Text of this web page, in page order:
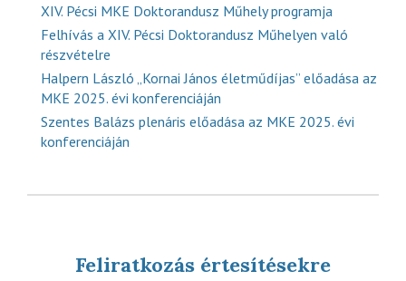
XIV. Pécsi MKE Doktorandusz Műhely programja
Felhívás a XIV. Pécsi Doktorandusz Műhelyen való
részvételre
Halpern László „Kornai János életműdíjas” előadása az
MKE 2025. évi konferenciáján
Szentes Balázs plenáris előadása az MKE 2025. évi
konferenciáján
Feliratkozás értesítésekre